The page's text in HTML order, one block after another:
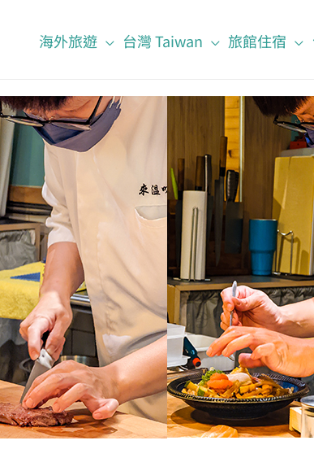
海外旅遊 台灣 Taiwan 旅館住宿